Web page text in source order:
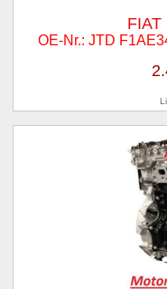
FIAT
OE-Nr.: JTD